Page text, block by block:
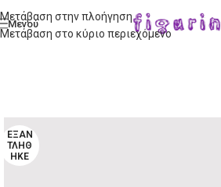
Μετάβαση στην πλοήγηση
Μετάβαση στο κύριο περιεχόμενο
Μενού
ΕΞΑΝ
ΤΛΉΘ
ΗΚΕ